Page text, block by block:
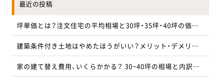
最近の投稿
坪単価とは？注文住宅の平均相場と30坪・35坪・40坪の価格目安を解説
建築条件付き土地はやめたほうがいい？メリット・デメリットと注意点を解説
家の建て替え費用、いくらかかる？ 30~40坪の相場と内訳を徹底解説
お気軽にお問い合わせください
山口店
0120-534-938
⼭⼝サエラ展⽰場
0120-080-938